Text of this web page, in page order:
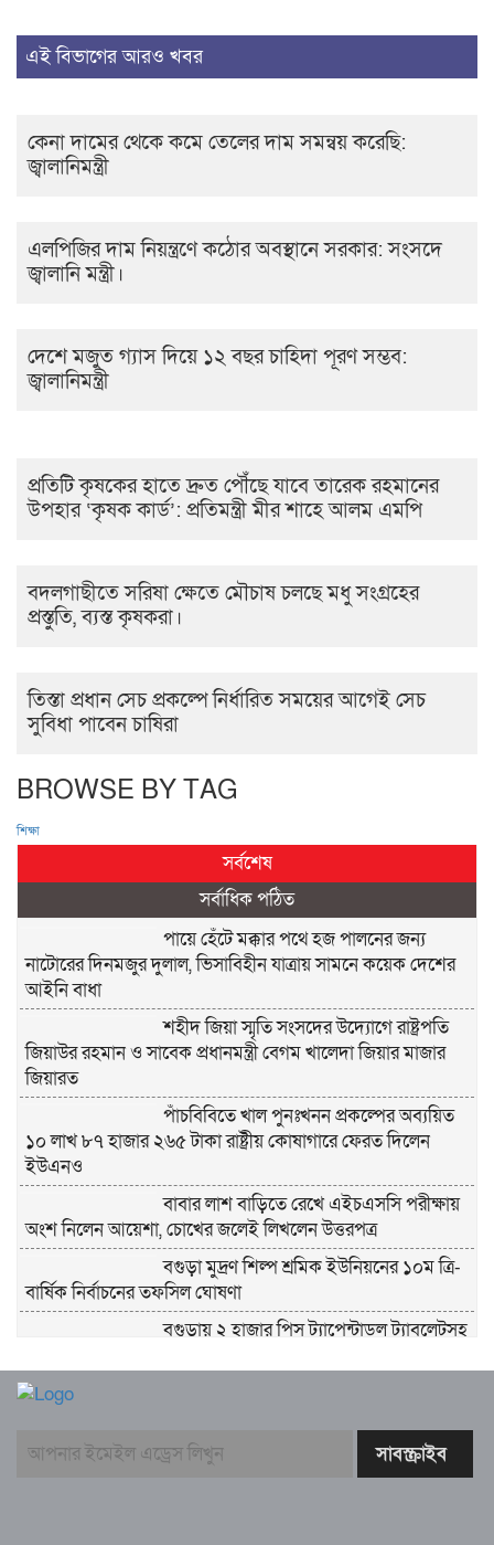
এই বিভাগের আরও খবর
কেনা দামের থেকে কমে তেলের দাম সমন্বয় করেছি:
জ্বালানিমন্ত্রী
এলপিজির দাম নিয়ন্ত্রণে কঠোর অবস্থানে সরকার: সংসদে
জ্বালানি মন্ত্রী।
দেশে মজুত গ্যাস দিয়ে ১২ বছর চাহিদা পূরণ সম্ভব:
জ্বালানিমন্ত্রী
প্রতিটি কৃষকের হাতে দ্রুত পৌঁছে যাবে তারেক রহমানের
উপহার ‘কৃষক কার্ড’: প্রতিমন্ত্রী মীর শাহে আলম এমপি
বদলগাছীতে সরিষা ক্ষেতে মৌচাষ চলছে মধু সংগ্রহের
প্রস্তুতি, ব্যস্ত কৃষকরা।
তিস্তা প্রধান সেচ প্রকল্পে নির্ধারিত সময়ের আগেই সেচ
সুবিধা পাবেন চাষিরা
BROWSE BY TAG
শিক্ষা
সর্বশেষ
সর্বাধিক পঠিত
পায়ে হেঁটে মক্কার পথে হজ পালনের জন্য
নাটোরের দিনমজুর দুলাল, ভিসাবিহীন যাত্রায় সামনে কয়েক দেশের
আইনি বাধা
শহীদ জিয়া স্মৃতি সংসদের উদ্যোগে রাষ্ট্রপতি
জিয়াউর রহমান ও সাবেক প্রধানমন্ত্রী বেগম খালেদা জিয়ার মাজার
জিয়ারত
পাঁচবিবিতে খাল পুনঃখনন প্রকল্পের অব্যয়িত
১০ লাখ ৮৭ হাজার ২৬৫ টাকা রাষ্ট্রীয় কোষাগারে ফেরত দিলেন
ইউএনও
বাবার লাশ বাড়িতে রেখে এইচএসসি পরীক্ষায়
অংশ নিলেন আয়েশা, চোখের জলেই লিখলেন উত্তরপত্র
বগুড়া মুদ্রণ শিল্প শ্রমিক ইউনিয়নের ১০ম ত্রি-
বার্ষিক নির্বাচনের তফসিল ঘোষণা
বগুড়ায় ২ হাজার পিস ট্যাপেন্টাডল ট্যাবলেটসহ
নরসিংদীর শিবপুরে তিনটি গরুকে বিষ খাইয়ে